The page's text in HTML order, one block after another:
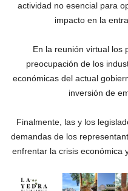
actividad no esencial para
impacto en la
En la reunión virtual los
preocupación de los
económicas del actual
inversión de
Finalmente, las y los
demandas de los
enfrentar la crisis económica